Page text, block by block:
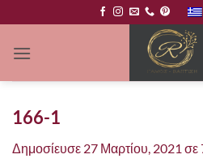
στο
περιεχόμενο
166-1
Δημοσίευσε 27 Μαρτίου, 2021 σε